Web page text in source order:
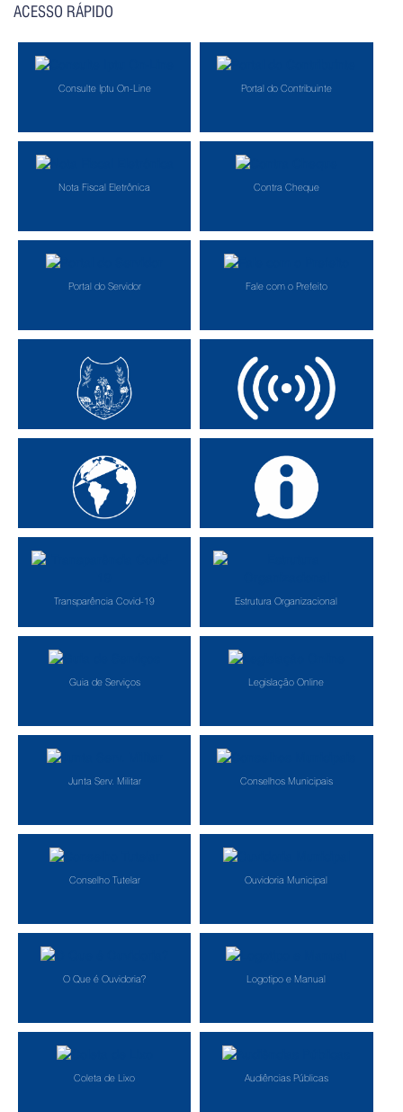
ACESSO RÁPIDO
Consulte Iptu On-Line Portal do Contribuinte
Nota Fiscal Eletrônica Contra Cheque
Portal do Servidor Fale com o Prefeito
Secretarias Municipais Transmissão Online
Portal da Transparência Consulte o E-sic
Transparência Covid-19 Estrutura Organizacional
Guia de Serviços Legislação Online
Junta Serv. Militar Conselhos Municipais
Conselho Tutelar Ouvidoria Municipal
O Que é Ouvidoria? Logotipo e Manual
Coleta de Lixo Audiências Públicas